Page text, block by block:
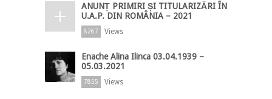
ANUNȚ PRIMIRI ȘI TITULARIZĂRI ÎN
U.A.P. DIN ROMÂNIA – 2021
8267 Views
Enache Alina Ilinca 03.04.1939 –
05.03.2021
7855 Views